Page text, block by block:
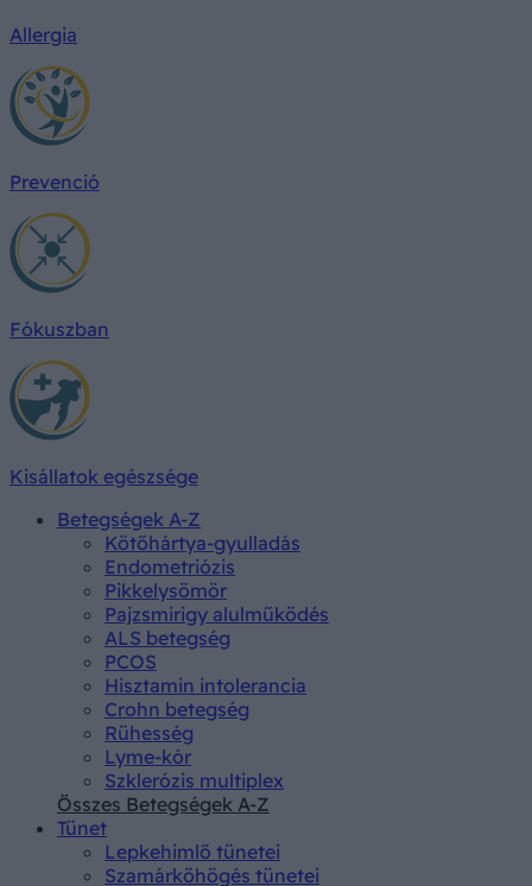
Allergia
Prevenció
Fókuszban
Kisállatok egészsége
Betegségek A-Z
Kötőhártya-gyulladás
Endometriózis
Pikkelysömör
Pajzsmirigy alulműködés
ALS betegség
PCOS
Hisztamin intolerancia
Crohn betegség
Rühesség
Lyme-kór
Szklerózis multiplex
Összes Betegségek A-Z
Tünet
Lepkehimlő tünetei
Szamárköhögés tünetei